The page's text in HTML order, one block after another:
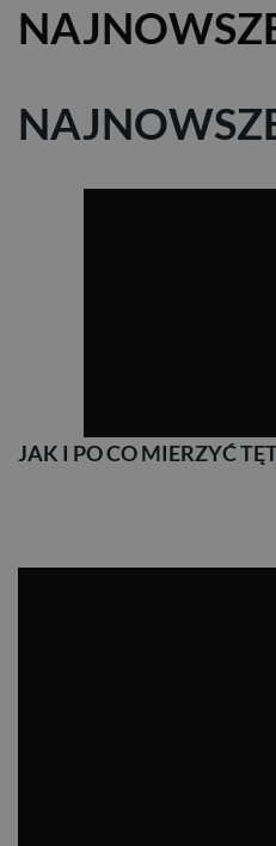
JAK I PO CO MIERZYĆ